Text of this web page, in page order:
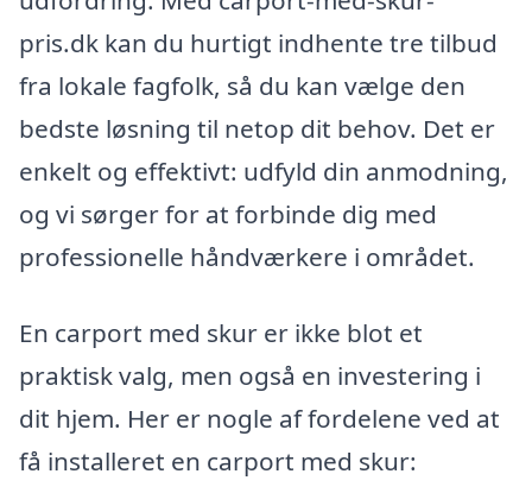
pris.dk kan du hurtigt indhente tre tilbud
fra lokale fagfolk, så du kan vælge den
bedste løsning til netop dit behov. Det er
enkelt og effektivt: udfyld din anmodning,
og vi sørger for at forbinde dig med
professionelle håndværkere i området.
En carport med skur er ikke blot et
praktisk valg, men også en investering i
dit hjem. Her er nogle af fordelene ved at
få installeret en carport med skur: